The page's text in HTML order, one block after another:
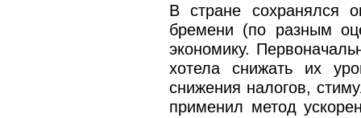
В стране сохранялся
бремени (по разным
экономику.
хотела снижать их
снижения налогов,
применил метод